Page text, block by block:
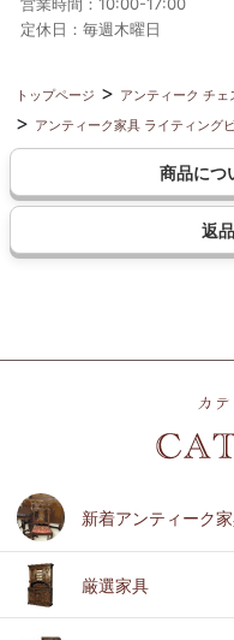
定休日：毎週木曜日
トップページ
アンティーク チ
アンティーク家具 ライティング
商品につ
返
新着アンティーク
厳選家具